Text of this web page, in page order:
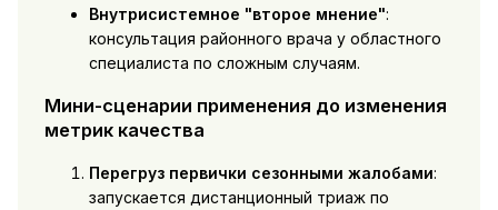
Внутрисистемное "второе мнение":
консультация районного врача у областного
специалиста по сложным случаям.
Мини-сценарии применения до изменения
метрик качества
Перегруз первички сезонными жалобами:
запускается дистанционный триаж по